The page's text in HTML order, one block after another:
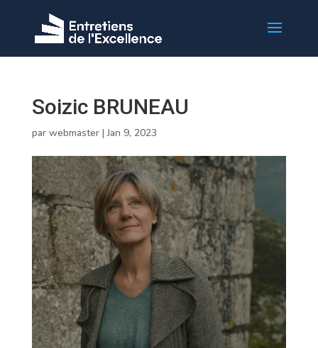
Soizic BRUNEAU
par webmaster|Jan 9, 2023